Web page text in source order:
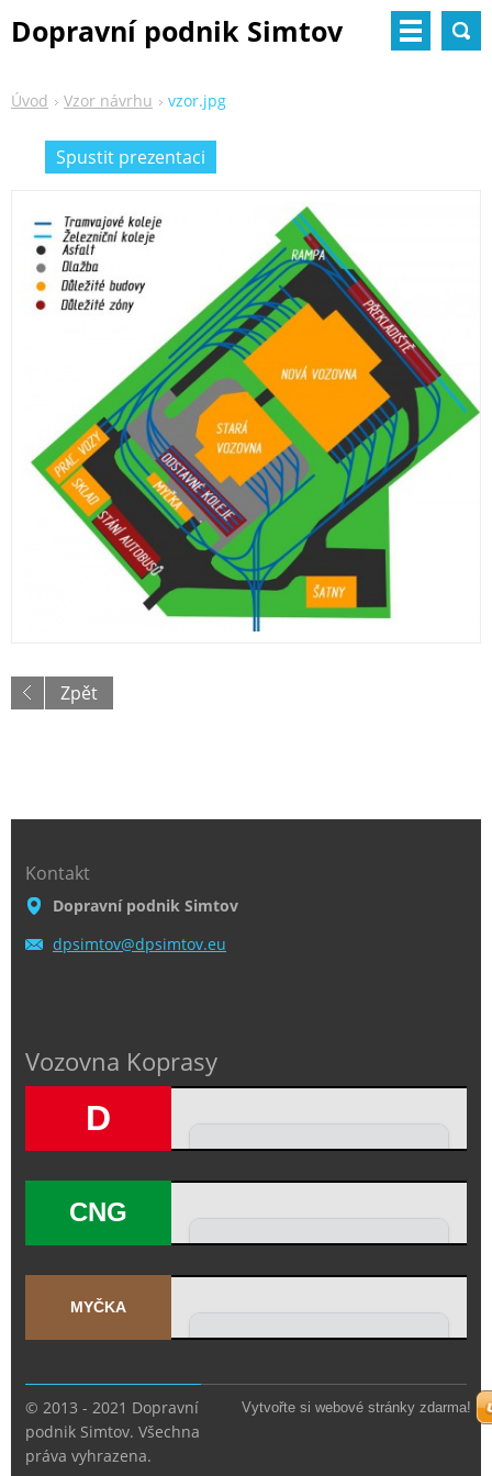
Dopravní podnik Simtov
Úvod Vzor návrhu vzor.jpg
Spustit prezentaci
Zpět
Kontakt
Dopravní podnik Simtov
dpsimtov@dpsimtov.eu
Vozovna Koprasy
D
CNG
MYČKA
© 2013 - 2021 Dopravní
podnik Simtov. Všechna
práva vyhrazena.
Vytvořte si webové stránky zdarma!